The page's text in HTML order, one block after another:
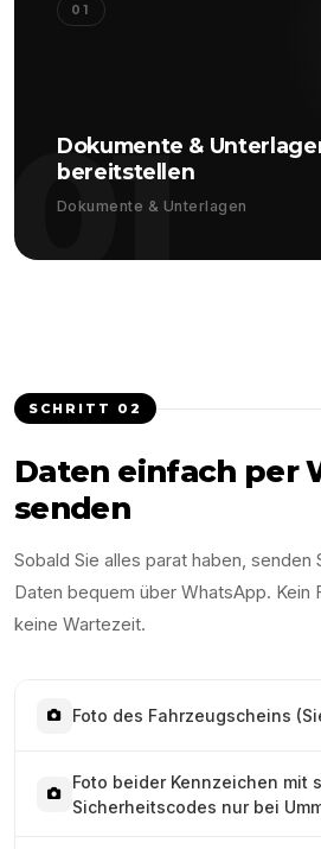
01
01
Dokumente &
bereitstellen
Dokumente & Unterlagen
SCHRITT 02
Daten einfach per
senden
Sobald Sie alles parat haben, senden
Daten bequem über WhatsApp. Kein
keine Wartezeit.
Foto des Fahrzeugscheins
Foto beider Kennzeichen mit
Sicherheitscodes nur bei